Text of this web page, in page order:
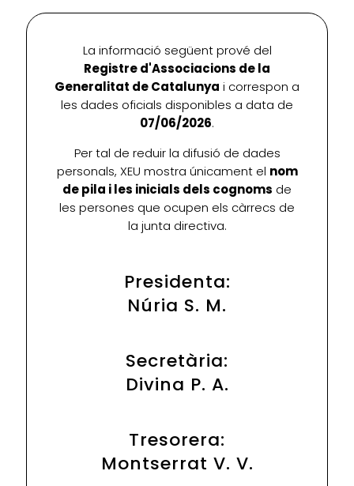
La informació següent prové del
Registre d'Associacions de la
Generalitat de Catalunya i correspon a
les dades oficials disponibles a data de
07/06/2026.
Per tal de reduir la difusió de dades
personals, XEU mostra únicament el nom
de pila i les inicials dels cognoms de
les persones que ocupen els càrrecs de
la junta directiva.
Presidenta:
Núria S. M.
Secretària:
Divina P. A.
Tresorera:
Montserrat V. V.